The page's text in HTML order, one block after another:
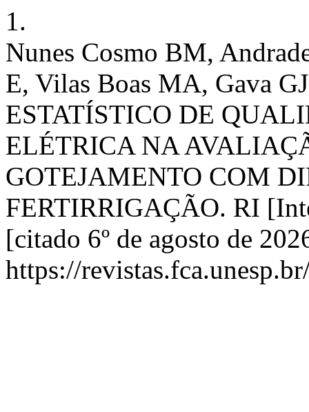
1.
Nunes Cosmo BM,
E, Vilas Boas MA, Gava
ESTATÍSTICO DE
ELÉTRICA NA
GOTEJAMENTO COM
FERTIRRIGAÇÃO. RI
[citado 6º de agosto de
https://